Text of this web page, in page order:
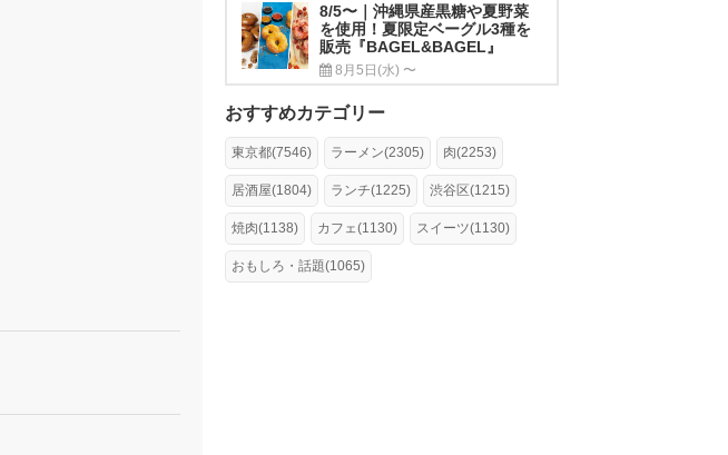
8/5〜｜沖縄県産黒糖や夏野菜
を使用！夏限定ベーグル3種を
販売『BAGEL&BAGEL』
8月5日(水) 〜
おすすめカテゴリー
東京都(7546) ラーメン(2305) 肉(2253)
居酒屋(1804) ランチ(1225) 渋谷区(1215)
焼肉(1138) カフェ(1130) スイーツ(1130)
おもしろ・話題(1065)